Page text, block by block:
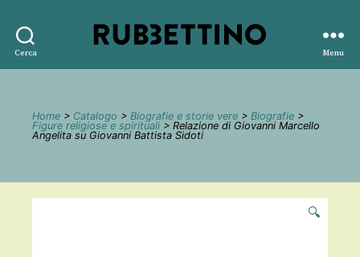
Cerca
editore
Menu
Home > Catalogo > Biografie e storie vere > Biografie >
Figure religiose e spirituali > Relazione di Giovanni Marcello
Angelita su Giovanni Battista Sidoti
🔍